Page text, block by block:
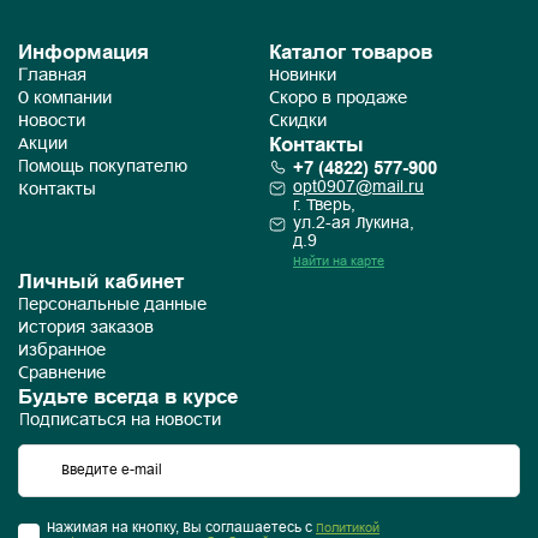
Информация
Главная
О компании
Новости
Акции
Помощь покупателю
Контакты
Каталог товаров
Новинки
Скоро в продаже
Скидки
Контакты
+7 (4822) 577-900
opt0907@mail.ru
г. Тверь,
ул.2-ая Лукина,
д.9
Найти на карте
Личный кабинет
Персональные данные
История заказов
Избранное
Сравнение
Будьте всегда в курсе
Подписаться на новости
Нажимая на кнопку, Вы соглашаетесь с Политикой